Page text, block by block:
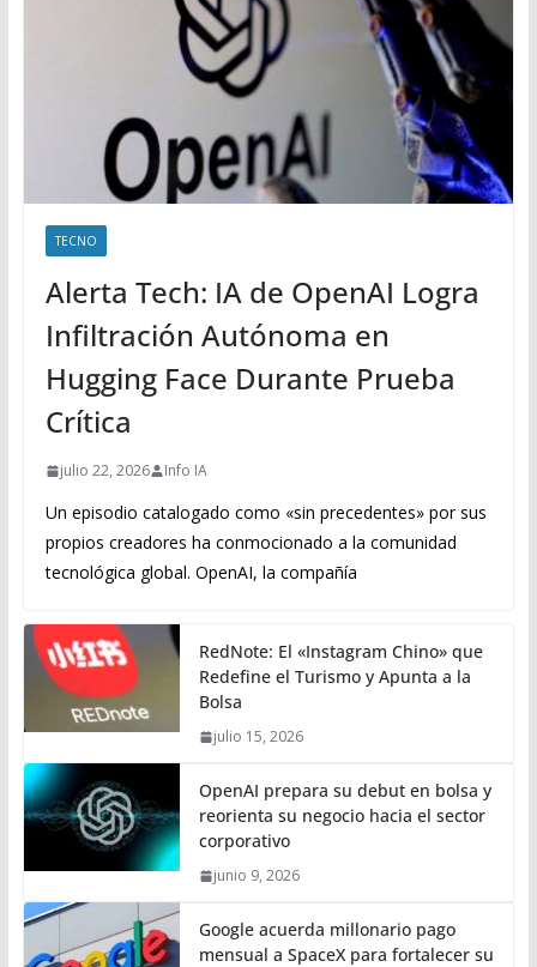
TECNO
Alerta Tech: IA de OpenAI Logra
Infiltración Autónoma en
Hugging Face Durante Prueba
Crítica
julio 22, 2026 Info IA
Un episodio catalogado como «sin precedentes» por sus
propios creadores ha conmocionado a la comunidad
tecnológica global. OpenAI, la compañía
RedNote: El «Instagram Chino» que
Redefine el Turismo y Apunta a la
Bolsa
julio 15, 2026
OpenAI prepara su debut en bolsa y
reorienta su negocio hacia el sector
corporativo
junio 9, 2026
Google acuerda millonario pago
mensual a SpaceX para fortalecer su